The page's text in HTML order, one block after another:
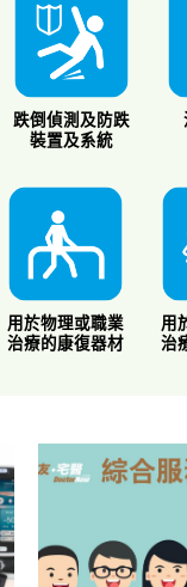
跌倒偵測及防跌
裝置及系統
用於物理或職業
治療的康復器材
用
治